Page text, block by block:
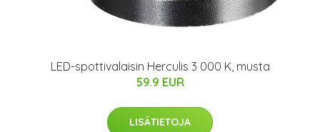
LED-spottivalaisin Herculis 3 000 K, musta
59.9 EUR
LISÄTIETOJA